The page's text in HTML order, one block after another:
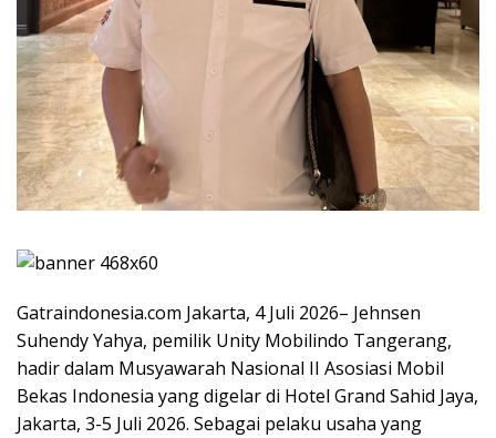
Gatraindonesia.com Jakarta, 4 Juli 2026– Jehnsen
Suhendy Yahya, pemilik Unity Mobilindo Tangerang,
hadir dalam Musyawarah Nasional II Asosiasi Mobil
Bekas Indonesia yang digelar di Hotel Grand Sahid Jaya,
Jakarta, 3-5 Juli 2026. Sebagai pelaku usaha yang